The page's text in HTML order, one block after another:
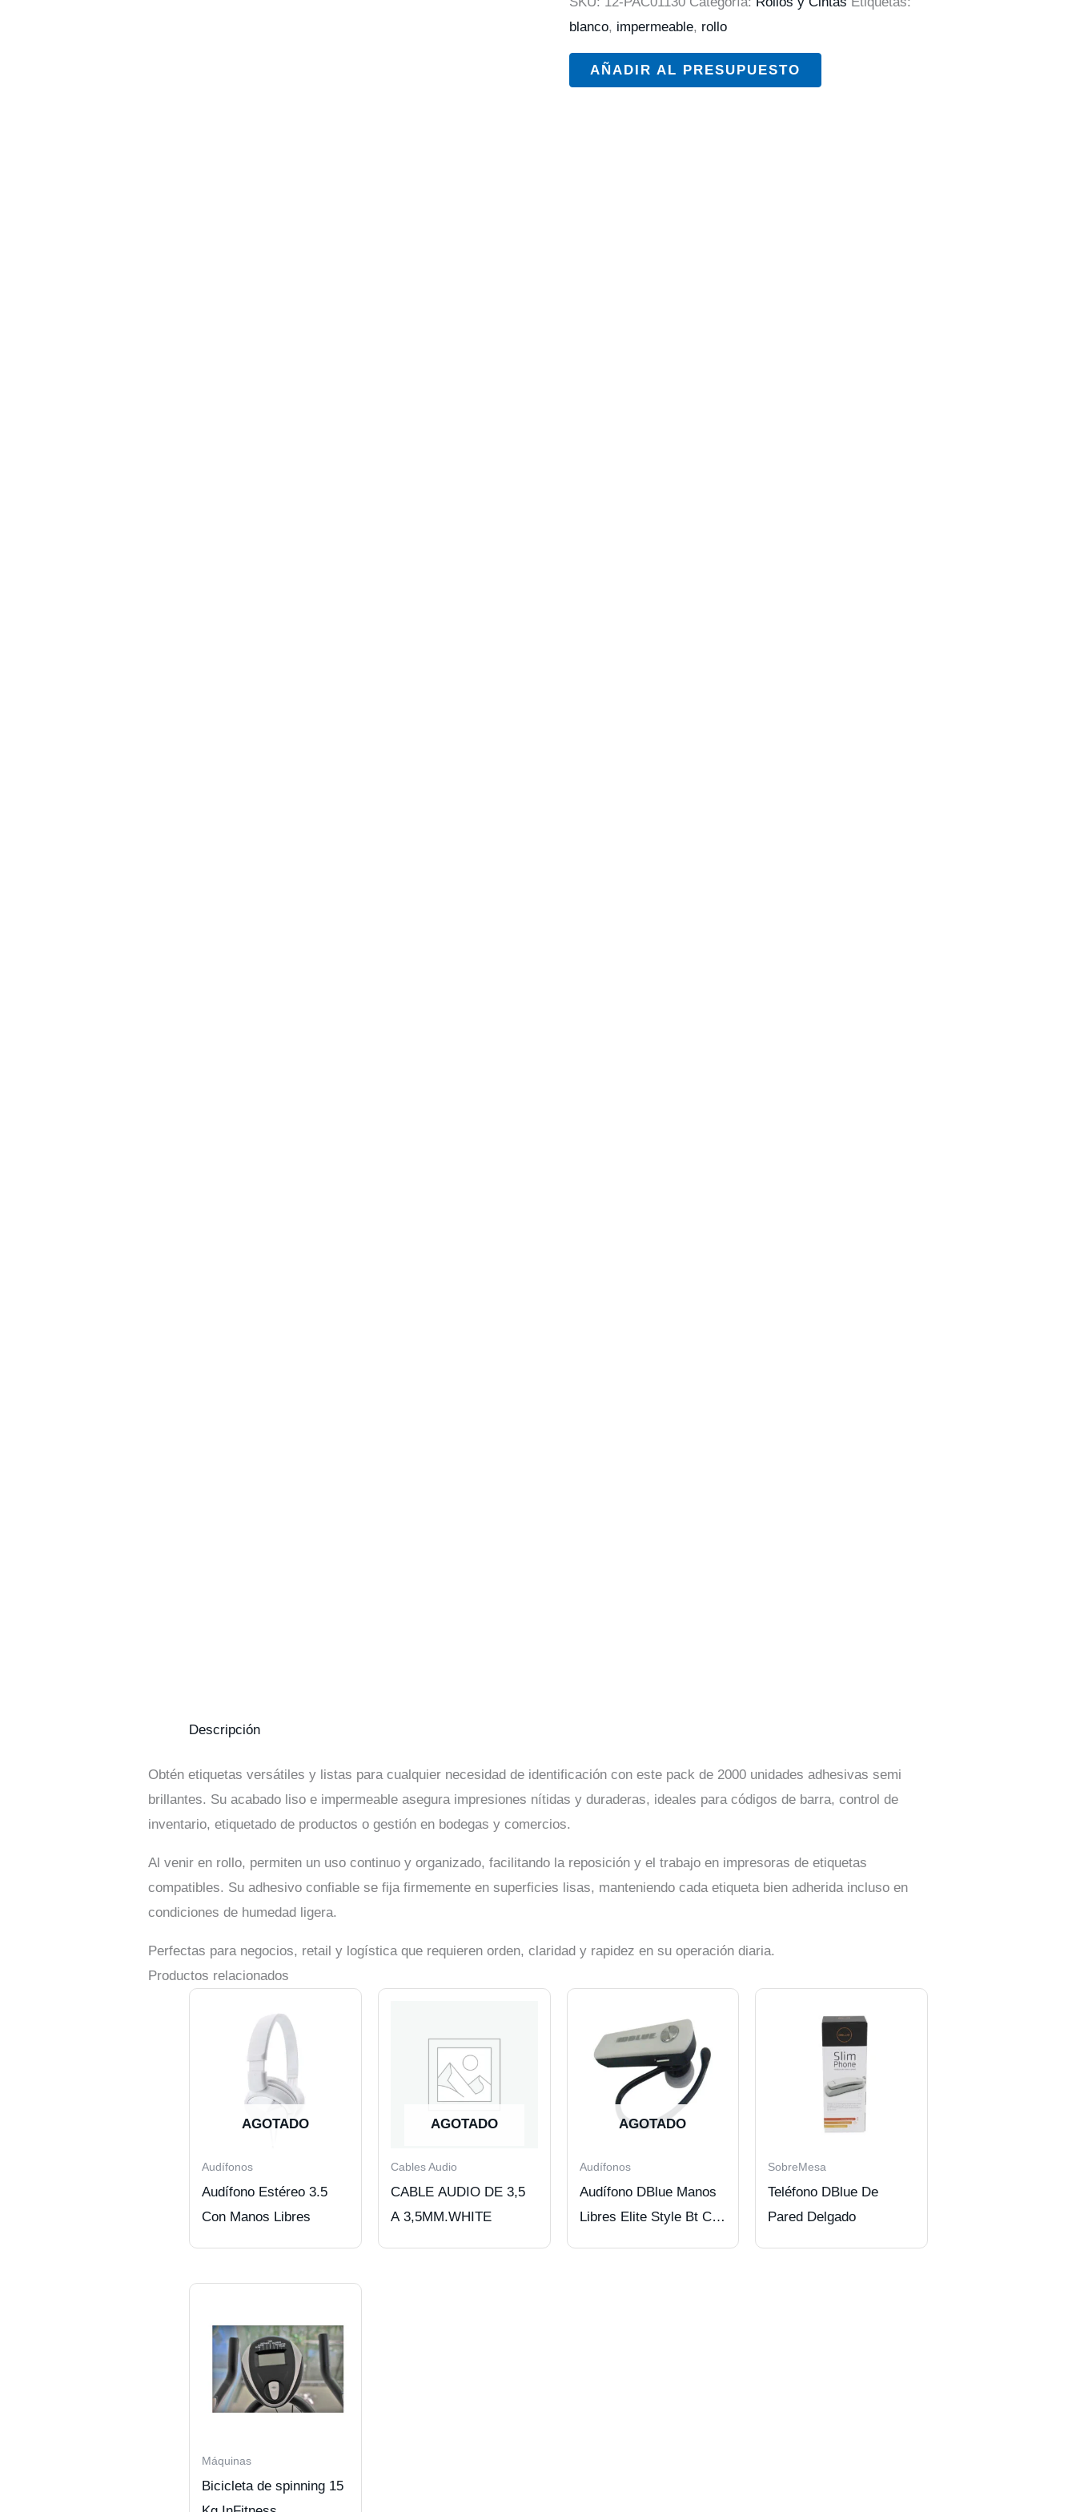
blanco, impermeable, rollo
AÑADIR AL PRESUPUESTO
Descripción
Obtén etiquetas versátiles y listas para cualquier necesidad de identificación con este pack de 2000 unidades adhesivas semi
brillantes. Su acabado liso e impermeable asegura impresiones nítidas y duraderas, ideales para códigos de barra, control de
inventario, etiquetado de productos o gestión en bodegas y comercios.
Al venir en rollo, permiten un uso continuo y organizado, facilitando la reposición y el trabajo en impresoras de etiquetas
compatibles. Su adhesivo confiable se fija firmemente en superficies lisas, manteniendo cada etiqueta bien adherida incluso en
condiciones de humedad ligera.
Perfectas para negocios, retail y logística que requieren orden, claridad y rapidez en su operación diaria.
Productos relacionados
AGOTADO
Audífonos
Audífono Estéreo 3.5
Con Manos Libres
AGOTADO
Cables Audio
CABLE AUDIO DE 3,5
A 3,5MM.WHITE
AGOTADO
Audífonos
Audífono DBlue Manos
Libres Elite Style Bt Con
SobreMesa
Teléfono DBlue De
Pared Delgado
Máquinas
Bicicleta de spinning 15